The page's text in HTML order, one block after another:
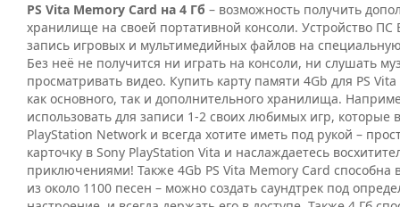
PS Vita Memory Card на 4 Гб – возможность получить
хранилище на своей портативной консоли. Устройство ПС
запись игровых и мультимедийных файлов на
Без неё не получится ни играть на консоли, ни слушать
просматривать видео. Купить карту памяти 4Gb для PS
как основного, так и дополнительного хранилища.
использовать для записи 1-2 своих любимых игр, которые
PlayStation Network и всегда хотите иметь под рукой –
карточку в Sony PlayStation Vita и наслаждаетесь
приключениями! Также 4Gb PS Vita Memory Card способна
из около 1100 песен – можно создать саундтрек под